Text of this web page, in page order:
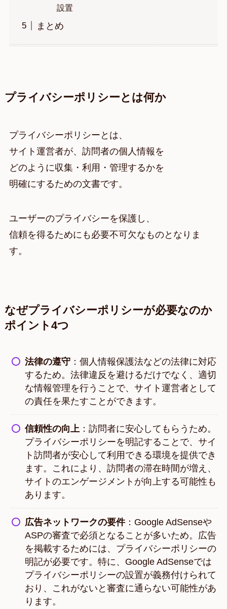
設置
まとめ
プライバシーポリシーとは何か
プライバシーポリシーとは、
サイト運営者が、訪問者の個人情報を
どのように収集・利用・管理するかを
明確にするための文書です。
ユーザーのプライバシーを保護し、
信頼を得るためにも必要不可欠なものとなりま
す。
なぜプライバシーポリシーが必要なのか
ポイント4つ
法律の遵守 ：個人情報保護法などの法律に対応
するため。法律違反を避けるだけでなく、適切
な情報管理を行うことで、サイト運営者として
の責任を果たすことができます。
信頼性の向上 ：訪問者に安心してもらうため。
プライバシーポリシーを明記することで、サイ
ト訪問者が安心して利用できる環境を提供でき
ます。これにより、訪問者の滞在時間が増え、
サイトのエンゲージメントが向上する可能性も
あります。
広告ネットワークの要件：Google AdSenseや
ASPの審査で必須となることが多いため。広告
を掲載するためには、プライバシーポリシーの
明記が必要です。特に、Google AdSenseでは
プライバシーポリシーの設置が義務付けられて
おり、これがないと審査に通らない可能性があ
ります。